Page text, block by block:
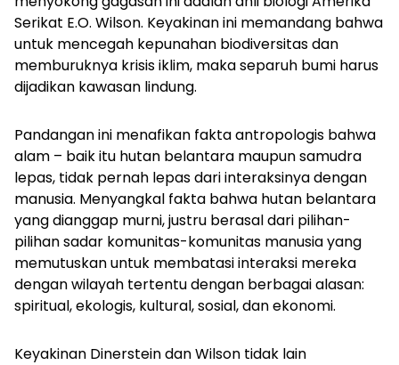
Serikat E.O. Wilson. Keyakinan ini memandang bahwa
untuk mencegah kepunahan biodiversitas dan
memburuknya krisis iklim, maka separuh bumi harus
dijadikan kawasan lindung.
Pandangan ini menafikan fakta antropologis bahwa
alam – baik itu hutan belantara maupun samudra
lepas, tidak pernah lepas dari interaksinya dengan
manusia. Menyangkal fakta bahwa hutan belantara
yang dianggap murni, justru berasal dari pilihan-
pilihan sadar komunitas-komunitas manusia yang
memutuskan untuk membatasi interaksi mereka
dengan wilayah tertentu dengan berbagai alasan:
spiritual, ekologis, kultural, sosial, dan ekonomi.
Keyakinan Dinerstein dan Wilson tidak lain